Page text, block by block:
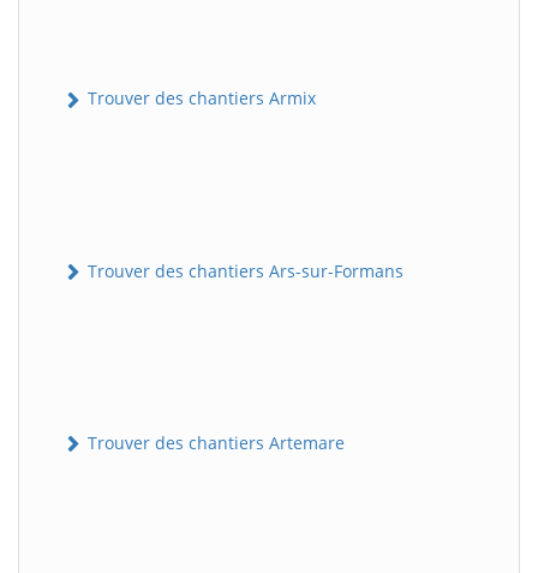
Trouver des chantiers Armix
Trouver des chantiers Ars-sur-Formans
Trouver des chantiers Artemare